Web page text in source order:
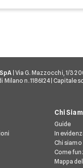
| Via G. Mazzocchi, 1/3
Milano n. 1186124 |
Chi
Guide
In
Chi siamo
Come
Mappa